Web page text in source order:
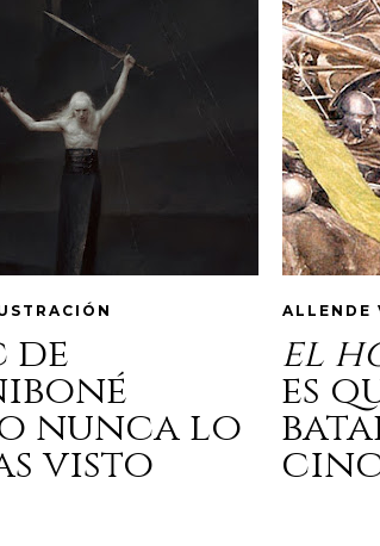
nunca lo
visto
ALLENDE
el
es